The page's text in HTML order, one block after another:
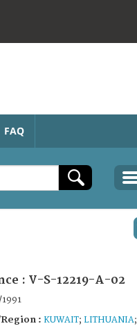
FAQ
: V-S-12219-A-02
: KUWAIT; LITHUANIA;